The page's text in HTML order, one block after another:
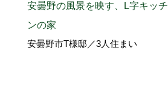
安曇野の風景を映す、L字キッチ
ンの家
安曇野市T様邸／3人住まい